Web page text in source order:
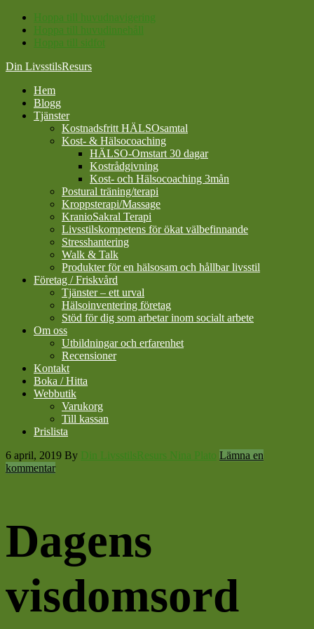
Hoppa till huvudnavigering
Hoppa till huvudinnehåll
Hoppa till sidfot
Din LivsstilsResurs
Hem
Blogg
Tjänster
Kostnadsfritt HÄLSOsamtal
Kost- & Hälsocoaching
HÄLSO-Omstart 30 dagar
Kostrådgivning
Kost- och Hälsocoaching 3mån
Postural träning/terapi
Kroppsterapi/Massage
KranioSakral Terapi
Livsstilskompetens för ökat välbefinnande
Stresshantering
Walk & Talk
Produkter för en hälsosam och hållbar livsstil
Företag / Friskvård
Tjänster – ett urval
Hälsoinventering företag
Stöd för dig som arbetar inom socialt arbete
Om oss
Utbildningar och erfarenhet
Recensioner
Kontakt
Boka / Hitta
Webbutik
Varukorg
Till kassan
Prislista
6 april, 2019 By Din LivsstilsResurs Nina Plato Lämna en
kommentar
Dagens
visdomsord